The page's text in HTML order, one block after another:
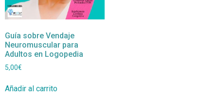
Guía sobre Vendaje
Neuromuscular para
Adultos en Logopedia
5,00€
Añadir al carrito